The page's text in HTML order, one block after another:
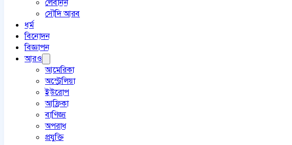
লেবানন
সৌদি আরব
ধর্ম
বিনোদন
বিজ্ঞাপন
আরও
আমেরিকা
অস্ট্রেলিয়া
ইউরোপ
আফ্রিকা
বাণিজ্য
অপরাধ
প্রযুক্তি